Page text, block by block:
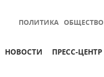
ПОЛИТИКА ОБЩЕСТВО
НОВОСТИ ПРЕСС-ЦЕНТР